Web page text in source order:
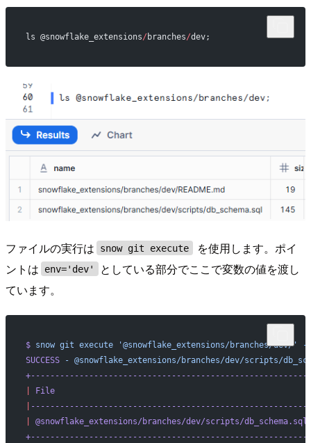
ls @snowflake_extensions/branches/dev;
ファイルの実行は snow git execute
を使用します。ポイ
ントは
env='dev'
としている部分でここで変数の値を渡し
ています。
$ snow git execute '@snowflake_extensions/branches/dev/'
-
SUCCESS - @snowflake_extensions/branches/dev/scripts/
File
----------------------------------------------------------
@snowflake_extensions/branches/dev/scripts/db_schema.sql